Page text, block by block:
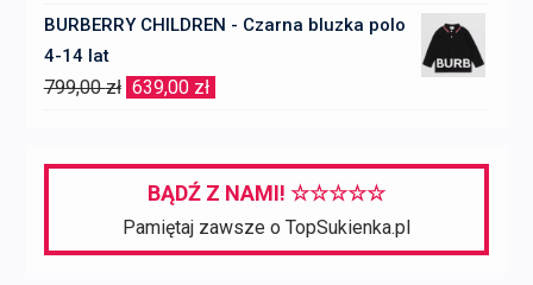
197,00 zł. 137,90 zł.
BURBERRY CHILDREN - Czarna bluzka polo
4-14 lat
799,00zł Pierwotna
799,00 zł.
639,00 zł
639,00 zł.
BĄDŹ Z NAMI! ☆☆☆☆☆
Pamiętaj zawsze o TopSukienka.pl